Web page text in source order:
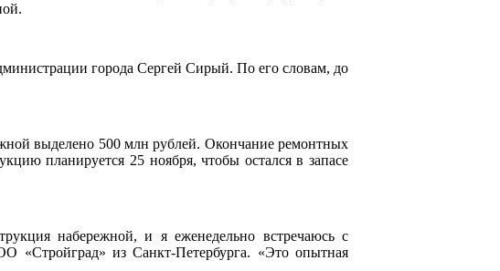
города Сергей Сирый. По его словам, до
выделено 500 млн рублей. Окончание ремонтных
планируется 25 ноября, чтобы остался в запасе
набережной, и я еженедельно встречаюсь с
из Санкт-Петербурга. «Это опытная